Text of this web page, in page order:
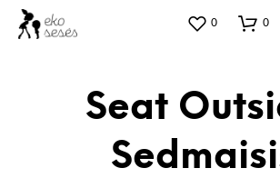
0 0
Seat